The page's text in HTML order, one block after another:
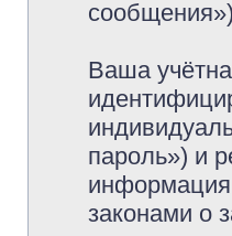
Ваша
пароль») и
информация
законами о